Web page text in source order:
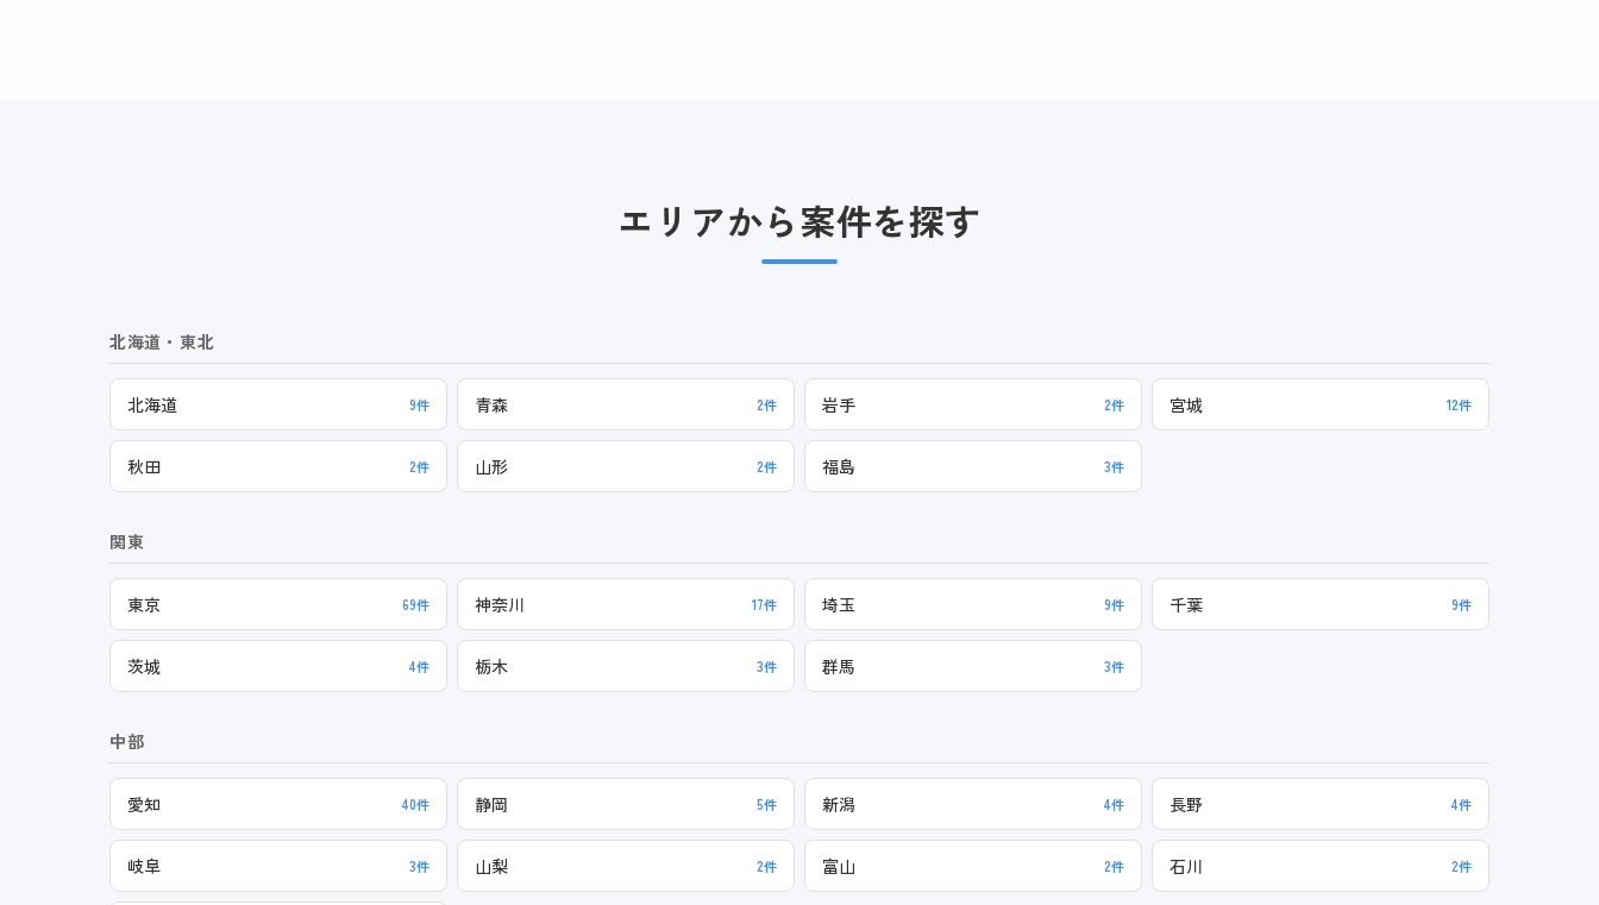
エリアから案件を探す
北海道・東北
北海道 9件 青森 2件 岩手 2件 宮城 12件
秋田 2件 山形 2件 福島 3件
関東
東京 69件 神奈川 17件 埼玉 9件 千葉 9件
茨城 4件 栃木 3件 群馬 3件
中部
愛知 40件 静岡 5件 新潟 4件 長野 4件
岐阜 3件 山梨 2件 富山 2件 石川 2件